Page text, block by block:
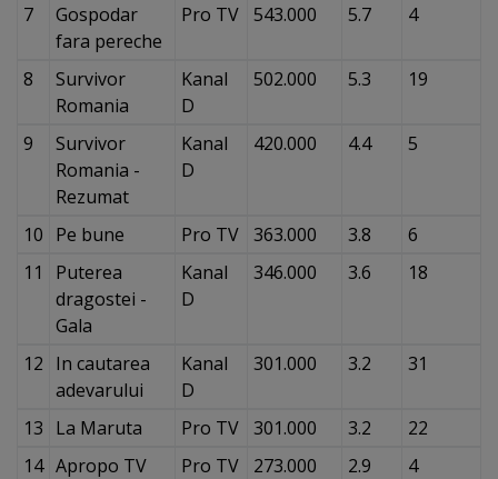
7
Gospodar
fara pereche
Pro TV 543.000 5.7 4
8
Survivor
Romania
Kanal
D
502.000 5.3 19
9
Survivor
Romania -
Rezumat
Kanal
D
420.000 4.4 5
10 Pe bune Pro TV 363.000 3.8
6
11
Puterea
dragostei -
Gala
Kanal
D
346.000 3.6 18
12 In cautarea
adevarului
Kanal
D
301.000 3.2 31
13 La Maruta Pro TV 301.000 3.2
22
14 Apropo TV Pro TV 273.000 2.9
4